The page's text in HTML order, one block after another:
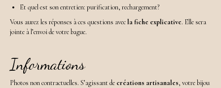
Et quel est son entretien: purification, rechargement?
Vous aurez les réponses à ces questions avecla fiche explicative. Elle sera
jointe à l’envoi de votre bague.
Informations
Photos non contractuelles. S’agissant de créations artisanales, votre bijou